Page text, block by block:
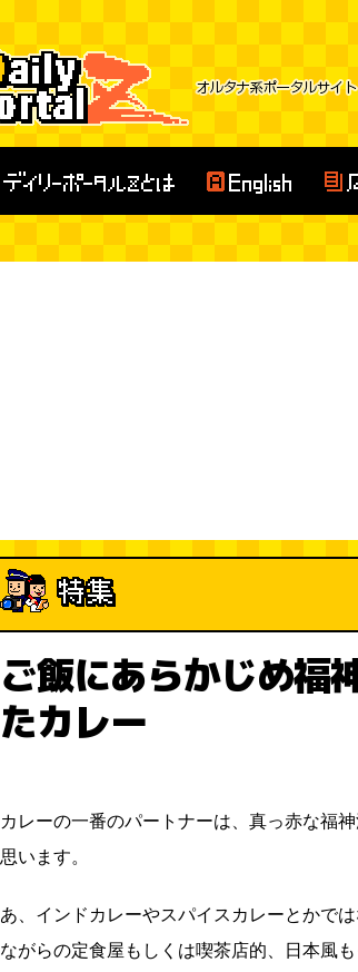
ご飯にあらかじめ福
たカレー
カレーの一番のパートナーは、真っ赤な福神
思います。
あ、インドカレーやスパイスカレーとかで
ながらの定食屋もしくは喫茶店的、日本風